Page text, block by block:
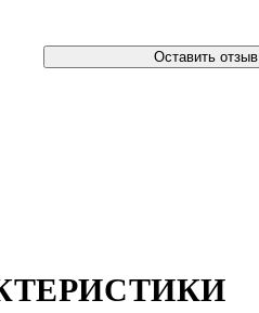
Оставить отзыв